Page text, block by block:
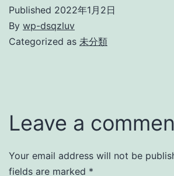
Published 2022年1月2日
By wp-dsqzluv
Categorized as 未分類
Leave a
Your email address will not be
fields are marked *